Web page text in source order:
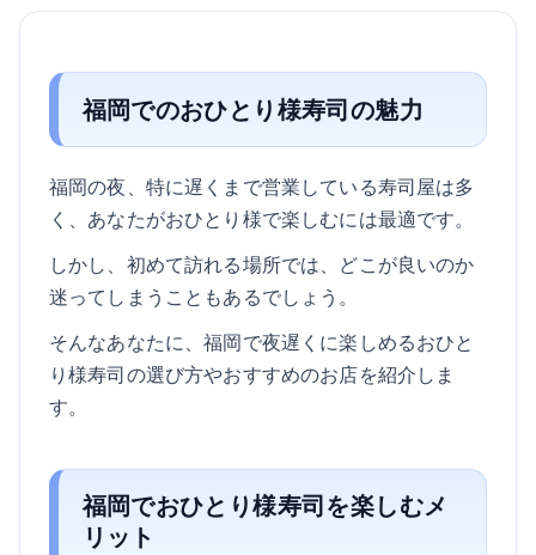
福岡でのおひとり様寿司の魅力
福岡の夜、特に遅くまで営業している寿司屋は多
く、あなたがおひとり様で楽しむには最適です。
しかし、初めて訪れる場所では、どこが良いのか
迷ってしまうこともあるでしょう。
そんなあなたに、福岡で夜遅くに楽しめるおひと
り様寿司の選び方やおすすめのお店を紹介しま
す。
福岡でおひとり様寿司を楽しむメ
リット